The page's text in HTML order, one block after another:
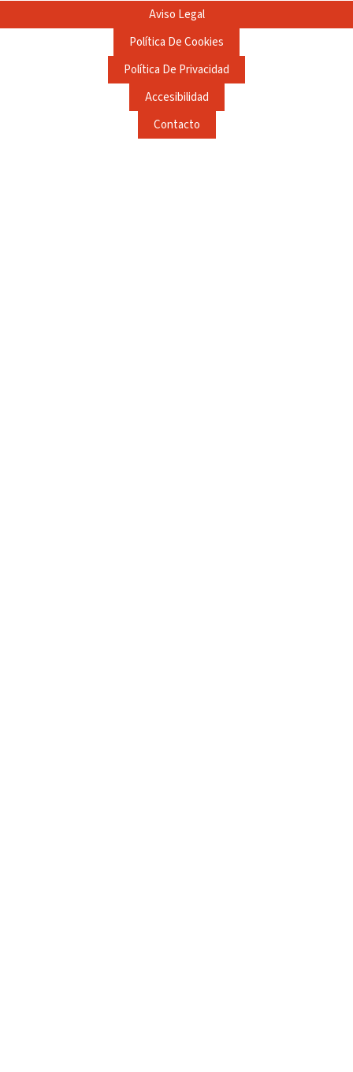
Aviso Legal
Política De Cookies
Política De Privacidad
Accesibilidad
Contacto